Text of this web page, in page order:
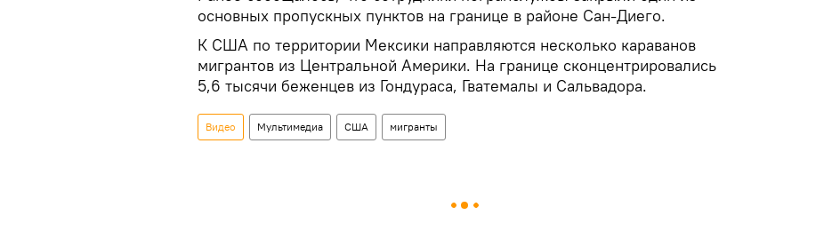
основных пропускных пунктов на границе в районе Сан-Диего.
К США по территории Мексики направляются несколько караванов
мигрантов из Центральной Америки. На границе сконцентрировались
5,6 тысячи беженцев из Гондураса, Гватемалы и Сальвадора.
Видео Мультимедиа США мигранты